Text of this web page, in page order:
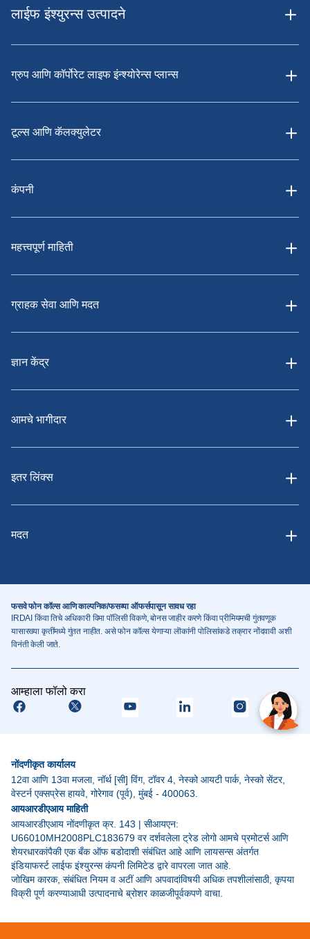
लाईफ इंश्युरन्स उत्पादने
ग्रुप आणि कॉर्पोरेट लाइफ इंन्श्योरेन्स प्लान्स
टूल्स आणि कॅलक्युलेटर
कंपनी
महत्त्वपूर्ण माहिती
ग्राहक सेवा आणि मदत
ज्ञान केंद्र
आमचे भागीदार
इतर लिंक्स
मदत
फसवे फोन कॉल्स आणि काल्पनिक/फसव्या ऑफर्सपासून सावध रहा
IRDAI किंवा तिचे अधिकारी विमा पॉलिसी विकणे, बोनस जाहीर करणे किंवा प्रीमियमची गुंतवणूक
यासारख्या कृतींमध्ये गुंतत नाहीत. असे फोन कॉल्स येणाऱ्या लॊकांनी पोलिसांकडे तक्रार नोंदवावी अशी
विनंती केली जाते.
आम्हाला फॉलो करा
नोंदणीकृत कार्यालय
12वा आणि 13वा मजला, नॉर्थ [सी] विंग, टॉवर 4, नेस्को आयटी पार्क, नेस्को सेंटर,
वेस्टर्न एक्सप्रेस हायवे, गोरेगाव (पूर्व), मुंबई - 400063.
आयआरडीएआय माहिती
आयआरडीएआय नोंदणीकृत क्र. 143 | सीआयएन:
U66010MH2008PLC183679 वर दर्शवलेला ट्रेड लोगो आमचे प्रमोटर्स आणि
शेयरधारकांपैकी एक बँक ऑफ बडोदाशी संबंधित आहे आणि लायसन्स अंतर्गत
इंडियाफर्स्ट लाईफ इंश्युरन्स कंपनी लिमिटेड द्वारे वापरला जात आहे.
जोखिम कारक, संबंधित नियम व अटीं आणि अपवादांविषयी अधिक तपशीलांसाठी, कृपया
विक्री पूर्ण करण्याआधी उत्पादनाचे ब्रोशर काळजीपूर्वकपणे वाचा.